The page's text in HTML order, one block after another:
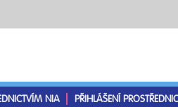
NIA PŘIHLÁŠENÍ